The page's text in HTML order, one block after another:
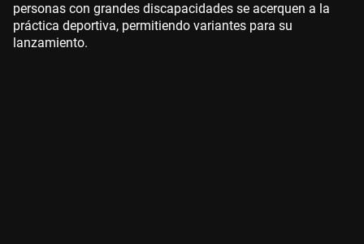
personas con grandes discapacidades se acerquen a la
práctica deportiva, permitiendo variantes para su
lanzamiento.